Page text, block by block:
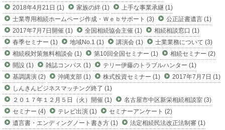
2018年4月21日 (1)
家族の絆 (1)
上手な事業承継 (1)
士業専用相続ホームページ作成・Ｗｅｂサポート (3)
公正証書遺言 (1)
2017年7月7日開催 (1)
全国相続協会主催 (1)
相続相談窓口 (1)
春季セミナー (1)
地域No.1 (1) 講演会 (1)
士業業務について (3)
相続税対策無料相談会 (1)
第10回全国セミナー (1)
相続セミナー (2)
開設 (1)
雑誌コンパス (1)
テリー伊藤のトラブルハンター (1)
基調講演 (2)
沖縄支部 (1) 株式投資セミナー (1)
2017年7月7日 (1)
しんきんビジネスマッチング終了 (1)
２０１７年１２月５日（火）開催 (1)
名古屋市中区新栄相続相談室 (3)
セミナー (4)
テレビ出演 (1)
セミナーアンケート (2)
遺言書・エンディングノート書き方 (1)
法定相続民法改正法制審 (1)